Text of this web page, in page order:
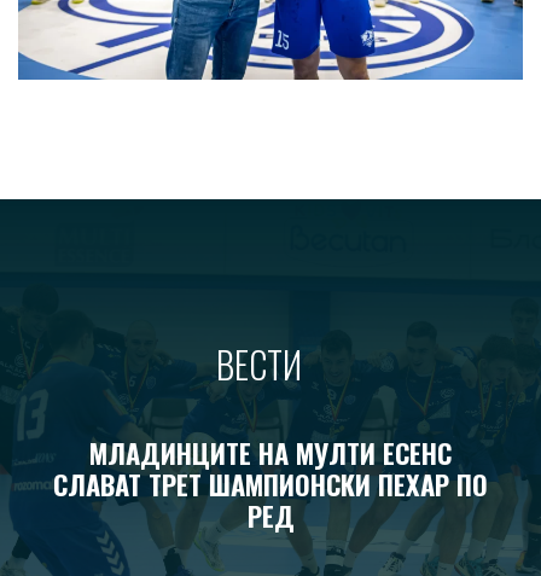
ВЕСТИ
МЛАДИНЦИТЕ НА МУЛТИ ЕСЕНС
СЛАВАТ ТРЕТ ШАМПИОНСКИ ПЕХАР ПО
РЕД